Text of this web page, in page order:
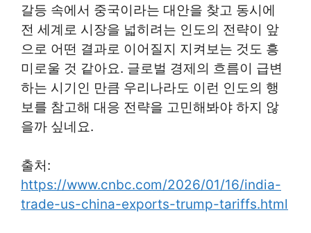
갈등 속에서 중국이라는 대안을 찾고 동시에
전 세계로 시장을 넓히려는 인도의 전략이 앞
으로 어떤 결과로 이어질지 지켜보는 것도 흥
미로울 것 같아요. 글로벌 경제의 흐름이 급변
하는 시기인 만큼 우리나라도 이런 인도의 행
보를 참고해 대응 전략을 고민해봐야 하지 않
을까 싶네요.
출처:
https://www.cnbc.com/2026/01/16/india-
trade-us-china-exports-trump-tariffs.html